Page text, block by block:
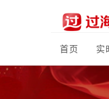
首页 实